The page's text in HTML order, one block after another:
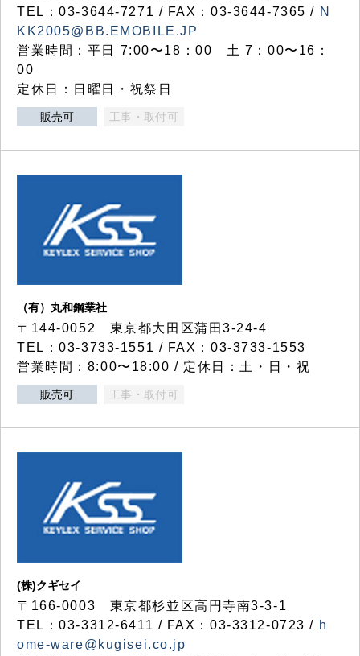
TEL：03‐3644‐7271 / FAX：03-3644-7365 / N
KK2005@BB.EMOBILE.JP
営業時間：平日 7:00〜18：00 土 7：00〜16：
00
定休日：日曜日・祝祭日
販売可 工事・取付可
（有）丸和鋼業社
〒144-0052 東京都大田区蒲田3-24-4
TEL：03-3733-1551 / FAX：03-3733-1553
営業時間：8:00〜18:00 / 定休日：土・日・祝
販売可 工事・取付可
(株)クギセイ
〒166-0003 東京都杉並区高円寺南3-3-1
TEL：03-3312-6411 / FAX：03-3312-0723 / h
ome-ware@kugisei.co.jp